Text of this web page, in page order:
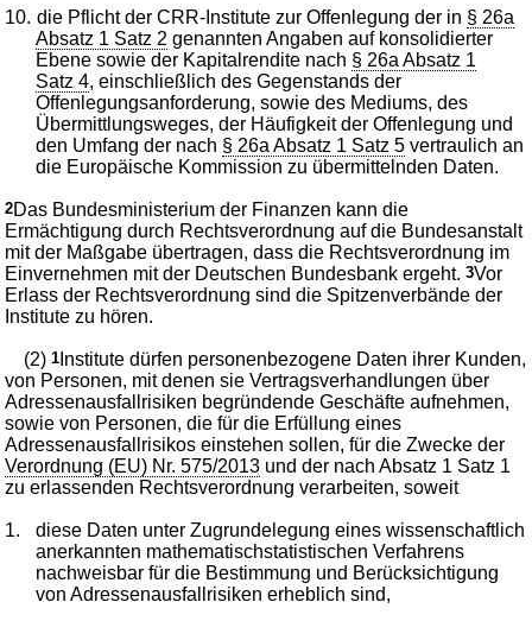
10. die Pflicht der CRR-Institute zur Offenlegung der in § 26a
Absatz 1 Satz 2 genannten Angaben auf konsolidierter
Ebene sowie der Kapitalrendite nach § 26a Absatz 1
Satz 4, einschließlich des Gegenstands der
Offenlegungsanforderung, sowie des Mediums, des
Übermittlungsweges, der Häufigkeit der Offenlegung und
den Umfang der nach § 26a Absatz 1 Satz 5 vertraulich an
die Europäische Kommission zu übermittelnden Daten.
2Das Bundesministerium der Finanzen kann die
Ermächtigung durch Rechtsverordnung auf die Bundesanstalt
mit der Maßgabe übertragen, dass die Rechtsverordnung im
Einvernehmen mit der Deutschen Bundesbank ergeht.3Vor
Erlass der Rechtsverordnung sind die Spitzenverbände der
Institute zu hören.
(2)1 Institute dürfen personenbezogene Daten ihrer Kunden,
von Personen, mit denen sie Vertragsverhandlungen über
Adressenausfallrisiken begründende Geschäfte aufnehmen,
sowie von Personen, die für die Erfüllung eines
Adressenausfallrisikos einstehen sollen, für die Zwecke der
Verordnung (EU) Nr. 575/2013 und der nach Absatz 1 Satz 1
zu erlassenden Rechtsverordnung verarbeiten, soweit
1.
diese Daten unter Zugrundelegung eines wissenschaftlich
anerkannten mathematischstatistischen Verfahrens
nachweisbar für die Bestimmung und Berücksichtigung
von Adressenausfallrisiken erheblich sind,